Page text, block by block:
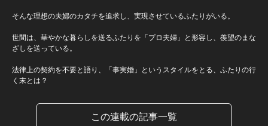
そんな理想の夫婦のカタチを追求し、実現させているふたりがいる。
世間は、華やかな暮らしを送るふたりを「プロ夫婦」と形容し、羨望のまな
ざしを送っている。
法律上の契約を不要と語り、「事実婚」というスタイルをとる、ふたりの行
く末とは？
この連載の記事一覧